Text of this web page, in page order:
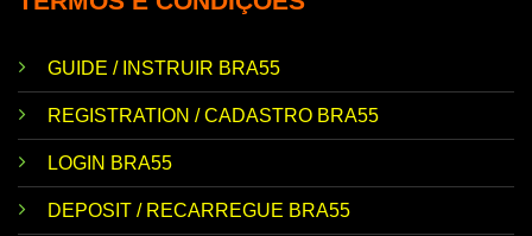
GUIDE / INSTRUIR BRA55
REGISTRATION / CADASTRO BRA55
LOGIN BRA55
DEPOSIT / RECARREGUE BRA55